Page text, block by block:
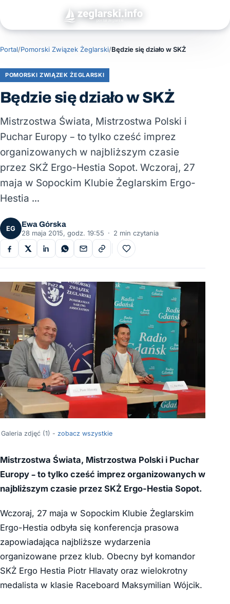
Portal/Pomorski Związek Żeglarski/Będzie się działo w SKŻ
POMORSKI ZWIĄZEK ŻEGLARSKI
Będzie się działo w SKŻ
Mistrzostwa Świata, Mistrzostwa Polski i
Puchar Europy – to tylko cześć imprez
organizowanych w najbliższym czasie
przez SKŻ Ergo-Hestia Sopot. Wczoraj, 27
maja w Sopockim Klubie Żeglarskim Ergo-
Hestia …
EG
Ewa Górska
28 maja 2015, godz. 19:55 · 2 min czytania
Do ulubionych
Galeria zdjęć (1) - zobacz wszystkie
Mistrzostwa Świata, Mistrzostwa Polski i Puchar
Europy – to tylko cześć imprez organizowanych w
najbliższym czasie przez SKŻ Ergo-Hestia Sopot.
Wczoraj, 27 maja w Sopockim Klubie Żeglarskim
Ergo-Hestia odbyła się konferencja prasowa
zapowiadająca najbliższe wydarzenia
organizowane przez klub. Obecny był komandor
SKŻ Ergo Hestia Piotr Hlavaty oraz wielokrotny
medalista w klasie Raceboard Maksymilian Wójcik.